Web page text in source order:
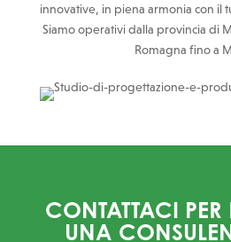
innovative, in piena armonia con il
Siamo operativi dalla provincia di
Romagna fino a
CONTATTACI PER
UNA